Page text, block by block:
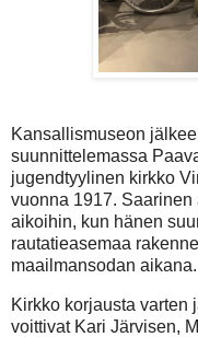
Kansallismuseon
suunnittelemassa
jugendtyylinen kirkko
vuonna 1917.
aikoihin, kun hänen
rautatieasemaa
maailmansodan aikana.
Kirkko korjausta varten
voittivat Kari Järvisen,